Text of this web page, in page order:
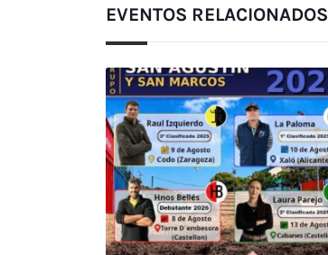
EVENTOS RELACIONADOS